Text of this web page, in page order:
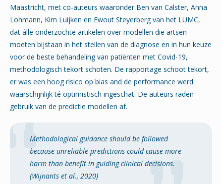
Maastricht, met co-auteurs waaronder Ben van Calster, Anna
Lohmann, Kim Luijken en Ewout Steyerberg van het LUMC,
dat álle onderzochte artikelen over modellen die artsen
moeten bijstaan in het stellen van de diagnose en in hun keuze
voor de beste behandeling van patiënten met Covid-19,
methodologisch tekort schoten. De rapportage schoot tekort,
er was een hoog risico op bias and de performance werd
waarschijnlijk té optimistisch ingeschat. De auteurs raden
gebruik van de predictie modellen af.
Methodological guidance should be followed
because unreliable predictions could cause more
harm than benefit in guiding clinical decisions.
(Wijnants et al., 2020)